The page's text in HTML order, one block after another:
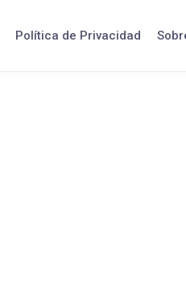
Política de Privacidad